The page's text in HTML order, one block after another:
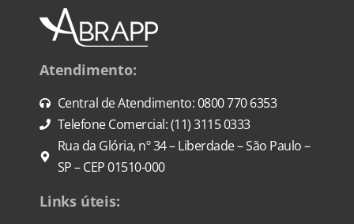
Atendimento:
Central de Atendimento: 0800 770 6353
Telefone Comercial: (11) 3115 0333
Rua da Glória, nº 34 – Liberdade – São Paulo –
SP – CEP 01510-000
Links úteis: